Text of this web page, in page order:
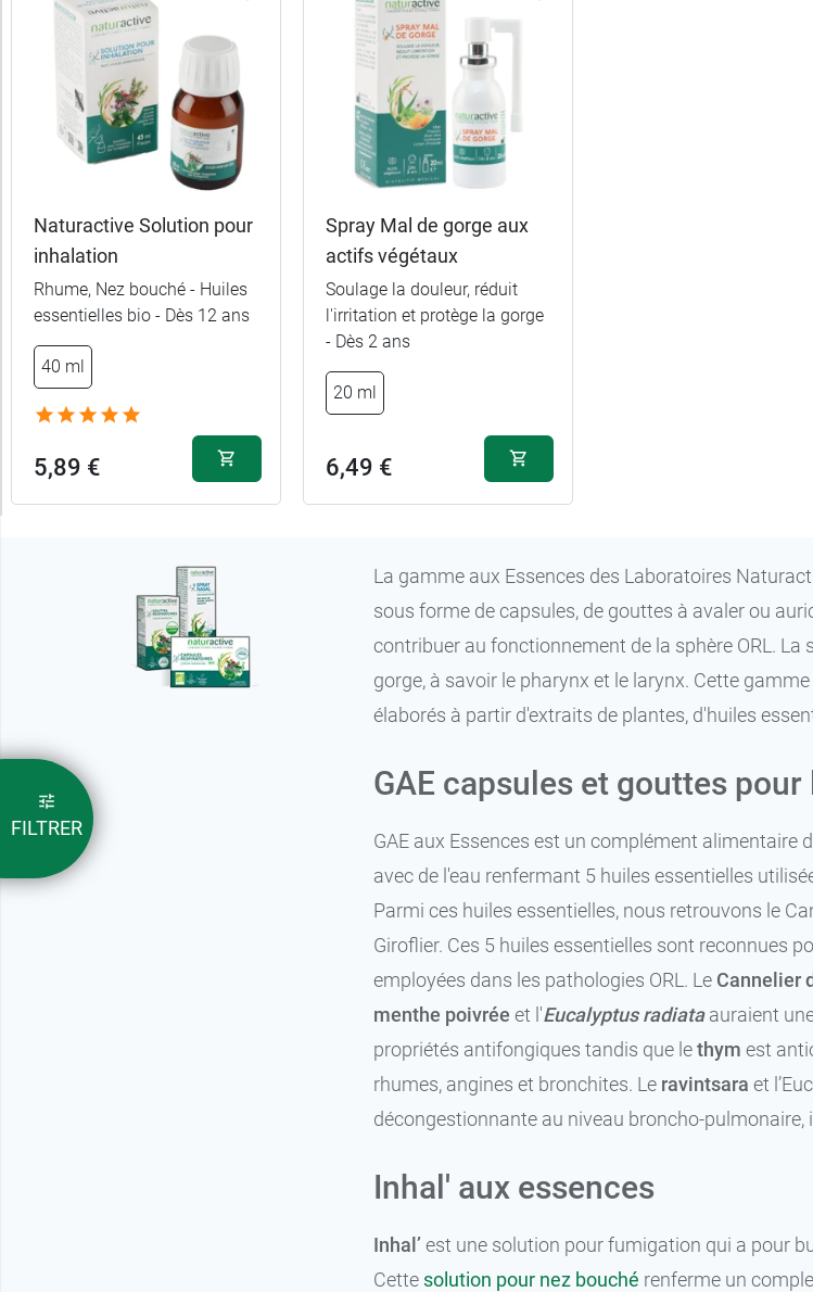
Allaitement
Aromathérapie
Forme
Pour
FILTRER
Naturactive Solution pour
inhalation
Rhume, Nez bouché - Huiles
essentielles bio - Dès 12 ans
40 ml
5,89 €
Spray Mal de gorge aux
actifs végétaux
Soulage la douleur, réduit
l'irritation et protège la gorge
- Dès 2 ans
20 ml
6,49 €
La gamme aux Essences des Laboratoires
sous forme de capsules, de gouttes à avaler ou
contribuer au fonctionnement de la sphère ORL. La
gorge, à savoir le pharynx et le larynx. Cette
élaborés à partir d'extraits de plantes, d'huiles
GAE capsules et gouttes
GAE aux Essences est un complément alimentaire
avec de l'eau renfermant 5 huiles essentielles
Parmi ces huiles essentielles, nous retrouvons le
Giroflier. Ces 5 huiles essentielles sont reconnues
employées dans les pathologies ORL. Le Cannelier
menthe poivrée et l'Eucalyptus radiataauraient
propriétés antifongiques tandis que lethym est
rhumes, angines et bronchites. Le ravintsara et
décongestionnante au niveau broncho-
Inhal' aux essences
Inhal’ est une solution pour fumigation qui a pour
Cette solution pour nez bouché renferme un